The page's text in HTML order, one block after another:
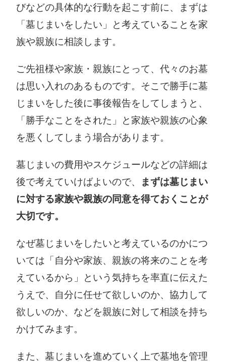
びなどの具体的な行動を起こす前に、まずは
「墓じまいをしたい」と考えていることを家
族や親族に相談します。
ご先祖様や家族・親族にとって、代々のお墓
は思い入れのあるものです。そこで勝手に墓
じまいをした後に事後報告をしてしまうと、
「勝手なことをされた」と家族や親族の心象
を悪くしてしまう場合があります。
墓じまいの費用やスケジュールなどの詳細は
後で考えていけばよいので、
まずは墓じまい
に対する家族や親族の同意を得ておくことが
大切です。
なぜ墓じまいをしたいと考えているのかにつ
いては「自分や家族、親族の将来のことを考
えているから」という気持ちを率直に伝えた
うえで、自分に任せて欲しいのか、協力して
欲しいのか、などを親族に対して相談を持ち
かけてみます。
また、墓じまいを進めていく上で墓地を管理